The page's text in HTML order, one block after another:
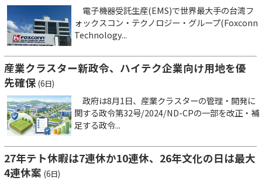
電子機器受託生産(EMS)で世界最大手の台湾フ
ォックスコン・テクノロジー・グループ(Foxconn
Technology...
産業クラスター新政令、ハイテク企業向け用地を優
先確保 (6日)
政府は8月1日、産業クラスターの管理・開発に
関する政令第32号/2024/ND-CPの一部を改正・補
足する政令...
27年テト休暇は7連休か10連休、26年文化の日は最大
4連休案 (6日)